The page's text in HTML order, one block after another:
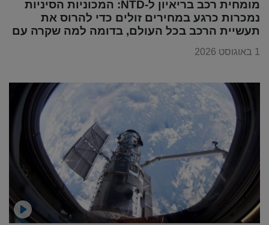
מומחית רכב בריאיון ל-NTD: המכוניות הסיניות
נמכרות כרגע במחירים זולים כדי להרוס את
תעשיית הרכב בכל העולם, בדומה למה שקרה עם
1 באוגוסט 2026